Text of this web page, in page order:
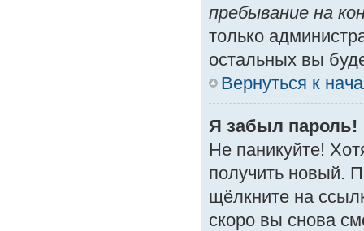
пребывание на
только
остальных вы
Вернуться к
Я забыл пароль!
Не паникуйте!
получить новый.
щёлкните на
скоро вы снова